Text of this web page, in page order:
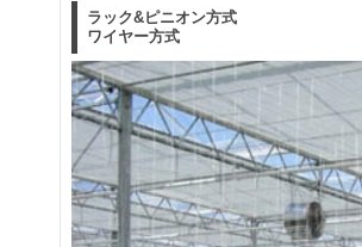
ラック&ピニオン方式
ワイヤー方式